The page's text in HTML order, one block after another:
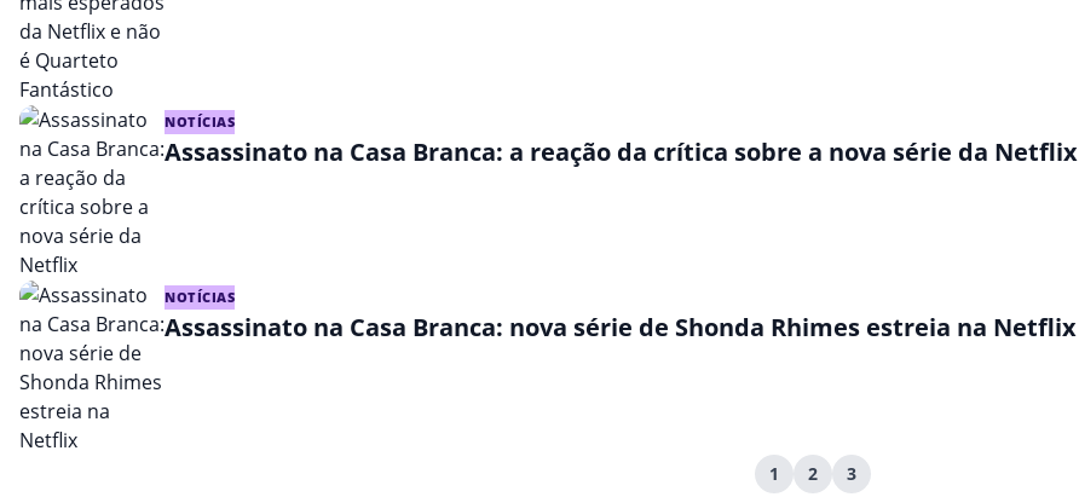
NOTÍCIAS
Assassinato na Casa Branca: a reação da crítica sobre a nova série da Netflix
NOTÍCIAS
Assassinato na Casa Branca: nova série de Shonda Rhimes estreia na Netflix
1 2 3